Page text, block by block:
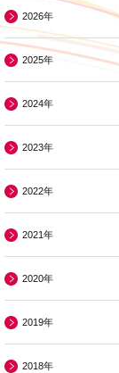
2026年
2025年
2024年
2023年
2022年
2021年
2020年
2019年
2018年